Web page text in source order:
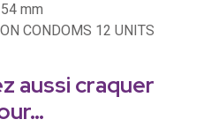
mm
aussi craquer